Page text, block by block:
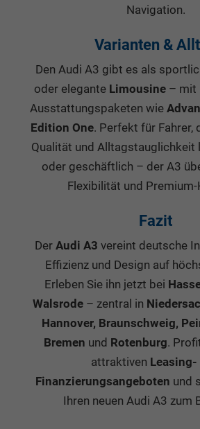
Navigation.
Varianten &
Den Audi A3 gibt es als
oder elegante Limousine– mit
Ausstattungspaketen wie
Edition One. Perfekt für Fahrer,
Qualität und Alltagstauglichkeit
oder geschäftlich – der A3
Flexibilität und
Fazit
Der Audi A3 vereint deutsche
Effizienz und Design auf
Erleben Sie ihn jetzt bei
Walsrode – zentral in
Hannover, Braunschweig,
Bremen und Rotenburg.
attraktiven Leasing-
Finanzierungsangeboten und
Ihren neuen Audi A3 zum